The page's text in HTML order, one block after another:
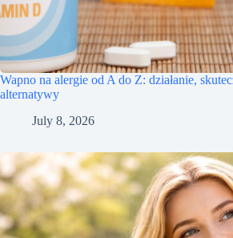
Wapno na alergie od A do Z: działanie,
alternatywy
July 8, 2026